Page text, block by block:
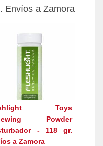
Envíos a Zamora
Toys
Powder
- 118 gr.
a Zamora